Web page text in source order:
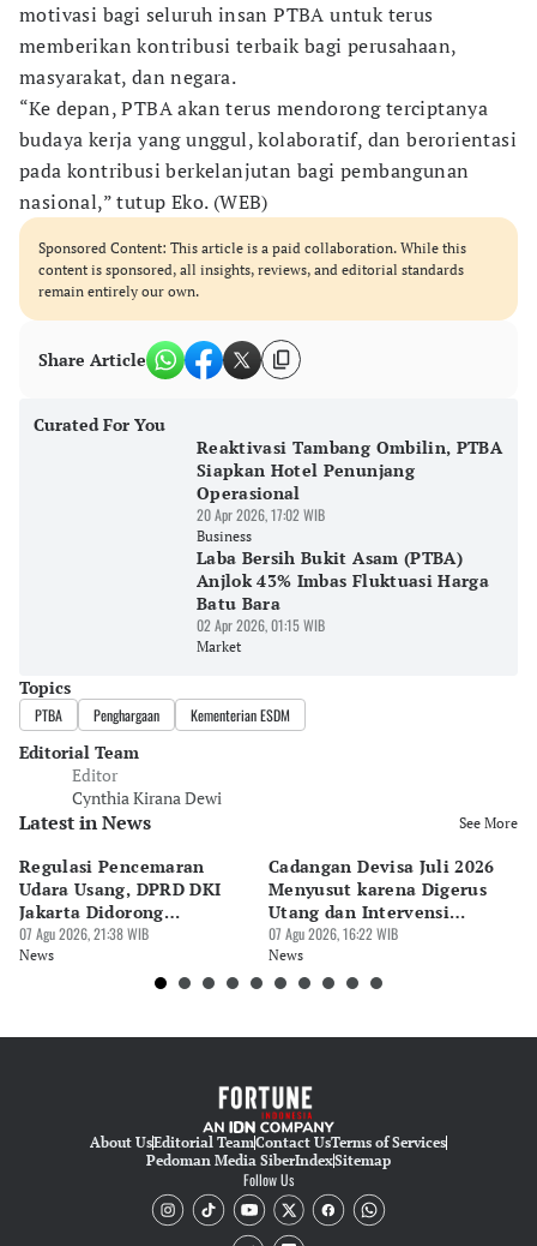
motivasi bagi seluruh insan PTBA untuk terus
memberikan kontribusi terbaik bagi perusahaan,
masyarakat, dan negara.
“Ke depan, PTBA akan terus mendorong terciptanya
budaya kerja yang unggul, kolaboratif, dan berorientasi
pada kontribusi berkelanjutan bagi pembangunan
nasional,” tutup Eko. (WEB)
Sponsored Content: This article is a paid collaboration. While this
content is sponsored, all insights, reviews, and editorial standards
remain entirely our own.
Share Article
Curated For You
Reaktivasi Tambang Ombilin, PTBA
Siapkan Hotel Penunjang
Operasional
20 Apr 2026, 17:02 WIB
Business
Laba Bersih Bukit Asam (PTBA)
Anjlok 43% Imbas Fluktuasi Harga
Batu Bara
02 Apr 2026, 01:15 WIB
Market
Topics
PTBA Penghargaan Kementerian ESDM
Editorial Team
Editor
Cynthia Kirana Dewi
Latest in News See More
Regulasi Pencemaran
Udara Usang, DPRD DKI
Jakarta Didorong
Prioritaskan Revisi Perda
07 Agu 2026, 21:38 WIB
News
Cadangan Devisa Juli 2026
Menyusut karena Digerus
Utang dan Intervensi
Rupiah
07 Agu 2026, 16:22 WIB
News
About UsEditorial TeamContact UsTerms of Services
Pedoman Media SiberIndexSitemap
Follow Us